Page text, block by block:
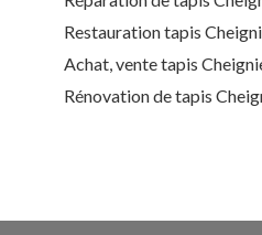
Restauration tapis
Achat, vente tapis
Rénovation de tapis